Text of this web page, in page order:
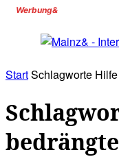
Werbung&
StartSchlagworte